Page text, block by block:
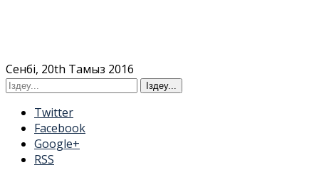
Сенбі, 20th Тамыз 2016
Twitter
Facebook
Google+
RSS